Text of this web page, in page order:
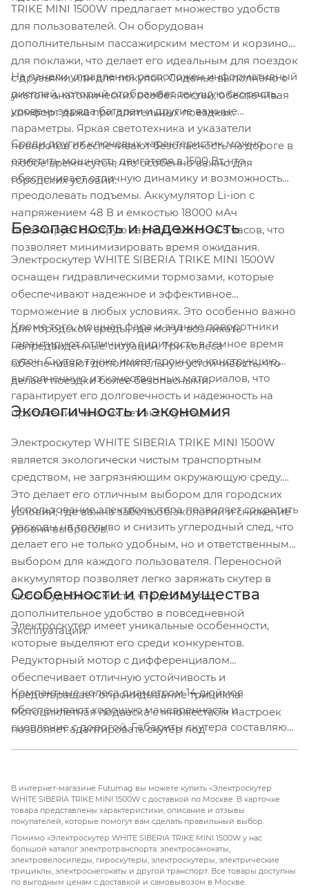
TRIKE MINI 1500W предлагает множество удобств
для пользователей. Он оборудован
дополнительным пассажирским местом и корзиной
для поклажи, что делает его идеальным для поездок
с друзьями или для покупок. Сиденье выполнено с
учетом анатомических особенностей, обеспечивая
комфорт даже при длительных поездках.
На панели управления расположен информативный
дисплей, который отображает текущую скорость,
уровень заряда батареи и другие важные
параметры. Яркая светотехника и указатели
поворотов обеспечивают безопасность на дороге в
любое время суток, что особенно важно для
городских условий.
Среди других ключевых характеристик можно
отметить мощность двигателя в 1500 Вт, что
обеспечивает отличную динамику и возможность
преодолевать подъемы. Аккумулятор Li-ion с
напряжением 48 В и емкостью 18000 мАч
гарантирует быструю зарядку всего за 5 часов, что
позволяет минимизировать время ожидания.
Безопасность и надежность
Электроскутер WHITE SIBERIA TRIKE MINI 1500W
оснащен гидравлическими тормозами, которые
обеспечивают надежное и эффективное
торможение в любых условиях. Это особенно важно
для городской среды, где могут возникать
непредвиденные ситуации. Три колеса
обеспечивают дополнительную устойчивость, что
делает поездки более безопасными.
Кроме того, мощная фара и задние поворотники
гарантируют отличную видимость в темное время
суток. Скутер также имеет прочную конструкцию,
выполненную из качественных материалов, что
гарантирует его долговечность и надежность на
протяжении многих лет эксплуатации.
Экологичность и экономия
Электроскутер WHITE SIBERIA TRIKE MINI 1500W
является экологически чистым транспортным
средством, не загрязняющим окружающую среду.
Это делает его отличным выбором для городских
условий, где важна забота об экологии и снижение
уровня выбросов.
Использование электроскутера позволяет сократить
расходы на топливо и снизить углеродный след, что
делает его не только удобным, но и ответственным
выбором для каждого пользователя. Переносной
аккумулятор позволяет легко заряжать скутер в
любом удобном месте, что добавляет
дополнительное удобство в повседневной
эксплуатации.
Особенности и преимущества
Электроскутер имеет уникальные особенности,
которые выделяют его среди конкурентов.
Редукторный мотор с дифференциалом
обеспечивает отличную устойчивость и
предотвращает опрокидывание трицикла.
Мотоциклетная подвеска с множеством настроек
позволяет адаптировать скутер под
Компактные колеса диаметром 14 дюймов
обеспечивают хорошую маневренность и
сцепление с дорогой. Габариты скутера составляют
закрывается на защёлки, добавляет
функциональности и стиля
В интернет-магазине Futumag вы можете купить «Электроскутер
WHITE SIBERIA TRIKE MINI 1500W с доставкой по Москве. В карточке
товара представлены характеристики, описание и отзывы
покупателей, которые помогут вам сделать правильный выбор.
Помимо «Электроскутер WHITE SIBERIA TRIKE MINI 1500W у нас
большой каталог электротранспорта: электросамокаты,
электровелосипеды, гироскутеры, электроскутеры, электрические
трициклы, электроснегокаты и другой транспорт. Все товары доступны
по выгодным ценам с доставкой и самовывозом в Москве.